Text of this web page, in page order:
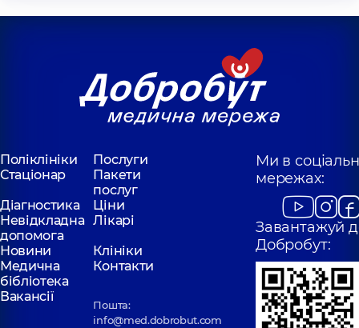
Поліклініки
Послуги
Стаціонар
Пакети
послуг
Діагностика
Ціни
Невідкладна
допомога
Лікарі
Новини
Клініки
Медична
бібліотека
Контакти
Вакансії
Пошта:
info@med.dobrobut.com
Ми в
мережах:
Завантажуй
Добробут: